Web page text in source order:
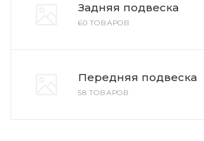
Задняя подвеска
60 ТОВАРОВ
Передняя подвеска
58 ТОВАРОВ